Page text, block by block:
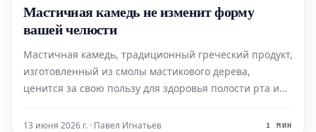
Мастичная камедь не изменит форму
вашей челюсти
Мастичная камедь, традиционный греческий продукт,
изготовленный из смолы мастикового дерева,
ценится за свою пользу для здоровья полости рта и
убеждениям, она не обладает способностью изменять
13 июня 2026 г. · Павел Игнатьев 1 МИН